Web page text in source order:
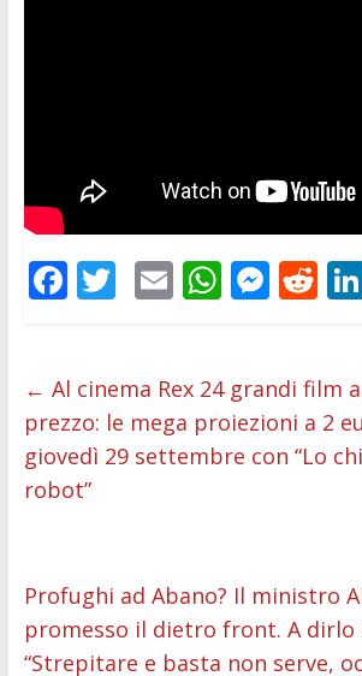
F
b
o
o
k
T
er
E
l
W
s
A
p
M
e
n
g
R
di
t
← Al cinema Rex 24 grandi film
prezzo: le mega proiezioni a 2
giovedì 29 settembre con “Lo
robot”
Profughi ad Abano? Il ministro
promesso il dietro front. A dirlo
“Strepitare e basta non serve,